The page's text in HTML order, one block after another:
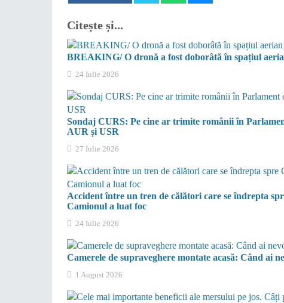
Citește și...
BREAKING/ O dronă a fost doborâtă în spațiul
24 Iulie 2026
Sondaj CURS: Pe cine ar trimite românii în
AUR și USR
27 Iulie 2026
Accident între un tren de călători care se îndrepta
Camionul a luat foc
24 Iulie 2026
Camerele de supraveghere montate acasă: Când ai
1 August 2026